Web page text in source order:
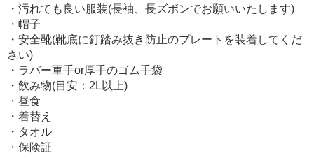
・汚れても良い服装(長袖、長ズボンでお願いいたします)
・帽子
・安全靴(靴底に釘踏み抜き防止のプレートを装着してくだ
さい)
・ラバー軍手or厚手のゴム手袋
・飲み物(目安：2L以上)
・昼食
・着替え
・タオル
・保険証